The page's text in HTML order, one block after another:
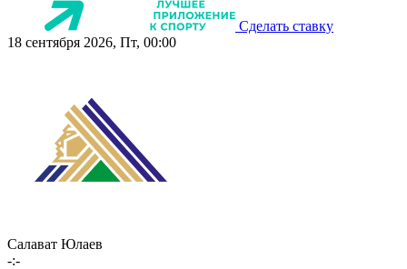
Сделать ставку
18 сентября 2026, Пт, 00:00
Салават Юлаев
-:-